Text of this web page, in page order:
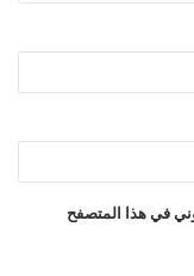
في هذا المتصفح